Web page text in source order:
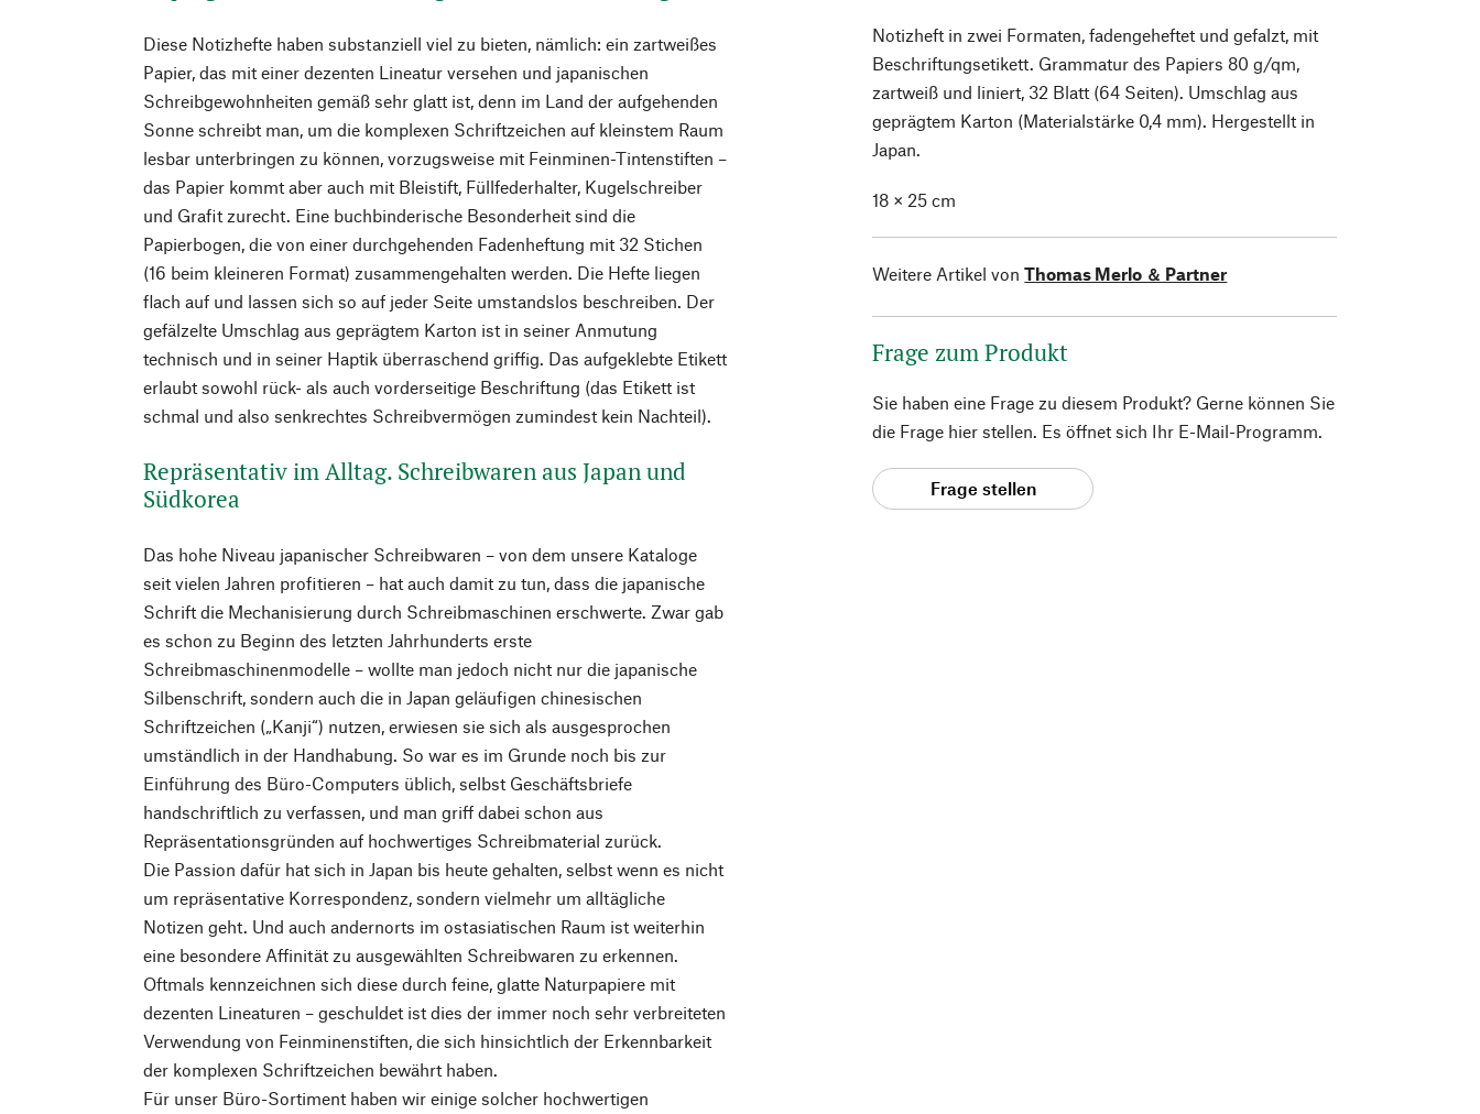
Diese Notizhefte haben substanziell viel zu bieten, nämlich: ein zartweißes
Papier, das mit einer dezenten Lineatur versehen und japanischen
Schreibgewohnheiten gemäß sehr glatt ist, denn im Land der aufgehenden
Sonne schreibt man, um die komplexen Schriftzeichen auf kleinstem Raum
lesbar unterbringen zu können, vorzugsweise mit Feinminen-Tintenstiften –
das Papier kommt aber auch mit Bleistift, Füllfederhalter, Kugelschreiber
und Grafit zurecht. Eine buchbinderische Besonderheit sind die
Papierbogen, die von einer durchgehenden Fadenheftung mit 32 Stichen
(16 beim kleineren Format) zusammengehalten werden. Die Hefte liegen
flach auf und lassen sich so auf jeder Seite umstandslos beschreiben. Der
gefälzelte Umschlag aus geprägtem Karton ist in seiner Anmutung
technisch und in seiner Haptik überraschend griffig. Das aufgeklebte Etikett
erlaubt sowohl rück- als auch vorderseitige Beschriftung (das Etikett ist
schmal und also senkrechtes Schreibvermögen zumindest kein Nachteil).
Repräsentativ im Alltag. Schreibwaren aus Japan und
Südkorea
Das hohe Niveau japanischer Schreibwaren – von dem unsere Kataloge
seit vielen Jahren profitieren – hat auch damit zu tun, dass die japanische
Schrift die Mechanisierung durch Schreibmaschinen erschwerte. Zwar gab
es schon zu Beginn des letzten Jahrhunderts erste
Schreibmaschinenmodelle – wollte man jedoch nicht nur die japanische
Silbenschrift, sondern auch die in Japan geläufigen chinesischen
Schriftzeichen („Kanji“) nutzen, erwiesen sie sich als ausgesprochen
umständlich in der Handhabung. So war es im Grunde noch bis zur
Einführung des Büro-Computers üblich, selbst Geschäftsbriefe
handschriftlich zu verfassen, und man griff dabei schon aus
Repräsentationsgründen auf hochwertiges Schreibmaterial zurück.
Die Passion dafür hat sich in Japan bis heute gehalten, selbst wenn es nicht
um repräsentative Korrespondenz, sondern vielmehr um alltägliche
Notizen geht. Und auch andernorts im ostasiatischen Raum ist weiterhin
eine besondere Affinität zu ausgewählten Schreibwaren zu erkennen.
Oftmals kennzeichnen sich diese durch feine, glatte Naturpapiere mit
dezenten Lineaturen – geschuldet ist dies der immer noch sehr verbreiteten
Verwendung von Feinminenstiften, die sich hinsichtlich der Erkennbarkeit
der komplexen Schriftzeichen bewährt haben.
Für unser Büro-Sortiment haben wir einige solcher hochwertigen
Notizheft in zwei Formaten, fadengeheftet und gefalzt, mit
Beschriftungsetikett. Grammatur des Papiers 80 g/qm,
zartweiß und liniert, 32 Blatt (64 Seiten). Umschlag aus
geprägtem Karton (Materialstärke 0,4 mm). Hergestellt in
Japan.
18 × 25 cm
Weitere Artikel von Thomas Merlo ＆ Partner
Frage zum Produkt
Sie haben eine Frage zu diesem Produkt? Gerne können Sie
die Frage hier stellen. Es öffnet sich Ihr E-Mail-Programm.
Frage stellen